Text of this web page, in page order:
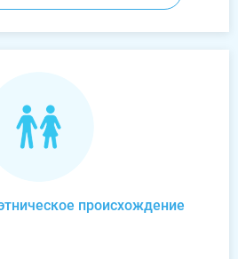
происхождение